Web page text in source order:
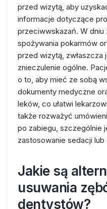
przed wizytą, aby
informacje dotyczące
przeciwwskazań. W dniu
spożywania pokarmów
przed wizytą, zwłaszcza
znieczulenie ogólne.
o to, aby mieć ze sobą
dokumenty medyczne
leków, co ułatwi
także rozważyć
po zabiegu, szczególnie
zastosowanie sedacji
Jakie są
usuwania
dentystów?